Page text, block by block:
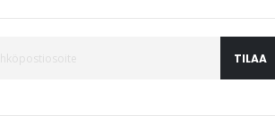
TILAA